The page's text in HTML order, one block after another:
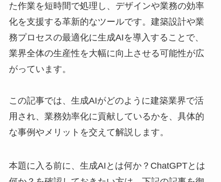
た作業を短時間で処理し、デザインや業務の効率
化を支援する革新的なツールです。建築設計や業
務プロセスの最適化に生成AIを導入することで、
業界全体の生産性を大幅に向上させる可能性が広
がっています。
この記事では、生成AIがどのように建築業界で活
用され、業務効率化に貢献しているかを、具体的
な事例やメリットを交えて解説します。
本題に入る前に、生成AIとは何か？ChatGPTとは